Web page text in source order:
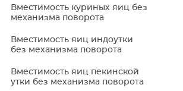
Вместимость куриных яиц без
механизма поворота
Вместимость яиц индоутки
без механизма поворота
Вместимость яиц пекинской
утки без механизма поворота